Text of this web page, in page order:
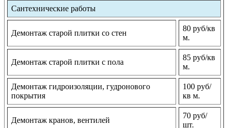
Сантехнические работы
Демонтаж старой плитки со стен
80 руб/кв
м.
Демонтаж старой плитки с пола
85 руб/кв
м.
Демонтаж гидроизоляции, гудронового
покрытия
100 руб/
кв м.
Демонтаж кранов, вентилей
70 руб/
шт.